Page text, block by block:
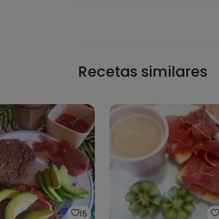
Recetas similares
15